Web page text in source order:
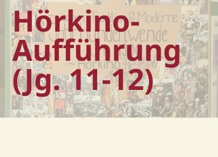
Hörkino-
Aufführung
(Jg. 11-12)